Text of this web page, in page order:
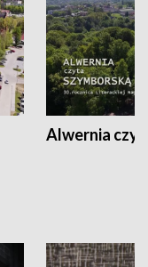
Alwernia